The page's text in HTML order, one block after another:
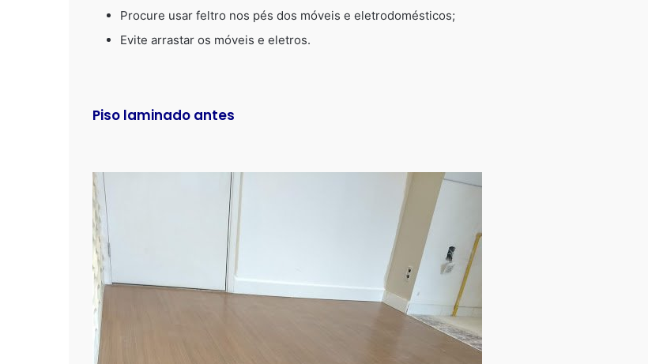
Procure usar feltro nos pés dos móveis e eletrodomésticos;
Evite arrastar os móveis e eletros.
Piso laminado antes